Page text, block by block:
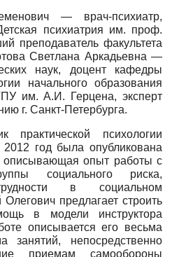
— врач-психиатр,
психиатрия им. проф.
преподаватель факультета
Светлана Аркадьевна —
наук, доцент кафедры
начального образования
им. А.И. Герцена, эксперт
г. Санкт-Петербурга.
практической психологии
год была опубликована
описывающая опыт работы с
социального риска,
в социальном
предлагает строить
в модели инструктора
описывается его весьма
занятий, непосредственно
приемам самообороны